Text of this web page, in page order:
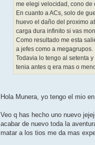
me elegi velocidad, cono de
En cuanto a ACs, solo de
huevo el daño del proximo
carga dura infinito si vas
Como resultado me esta
a jefes como a
Todavia lo tengo al setenta
tenia antes q era mas o
Hola Munera, yo tengo el mio
Veo q has hecho uno nuevo
acabar de nuevo toda la
matar a los tios me da mas